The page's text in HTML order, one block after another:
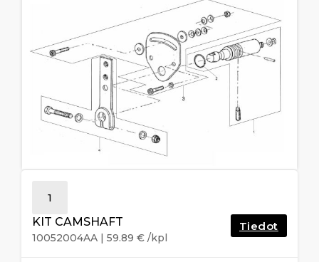
1
KIT CAMSHAFT
10052004AA | 59.89 € /kpl
Tiedot